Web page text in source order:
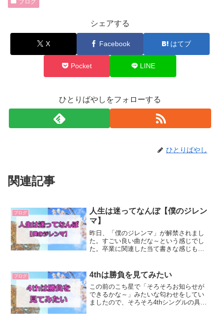
ブログ
シェアする
X Facebook はてブ
Pocket LINE
ひとりばやしをフォローする
ひとりばやし
関連記事
ブログ
人生は迷ってなんぼ【僕のジレン
マ】
昨日、「僕のジレンマ」が解禁されまし
た。すごい良い曲だな～という感じでし
た。卒業に関連した当て書きな感じもあ
す。普通卒業ソングの場合、「卒業を後
押し」するような曲になるこ...
ブログ 4thは勝負を見てみたい
この前のこち星で「そろそろお知らせが
できるかな～」みたいな匂わせをしてい
ましたので、そろそろ4thシングルの具体